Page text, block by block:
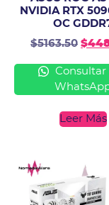
NVIDIA RTX
OC
$5163.50 $
Consultar
Leer Más